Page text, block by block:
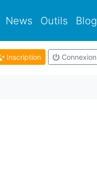
News Outils Blog
Inscription Connexion